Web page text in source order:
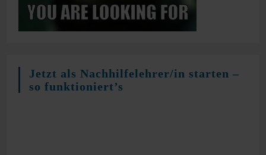
Jetzt als Nachhilfelehrer/in starten –
so funktioniert’s